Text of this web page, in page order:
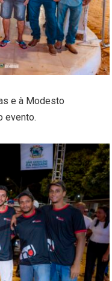
e à Modesto
evento.